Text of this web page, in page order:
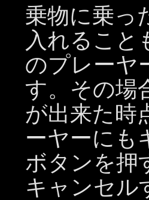
乗物に乗っ
入れること
のプレーヤ
す。その場
が出来た時
ーヤーにも
ボタンを押
キャンセル